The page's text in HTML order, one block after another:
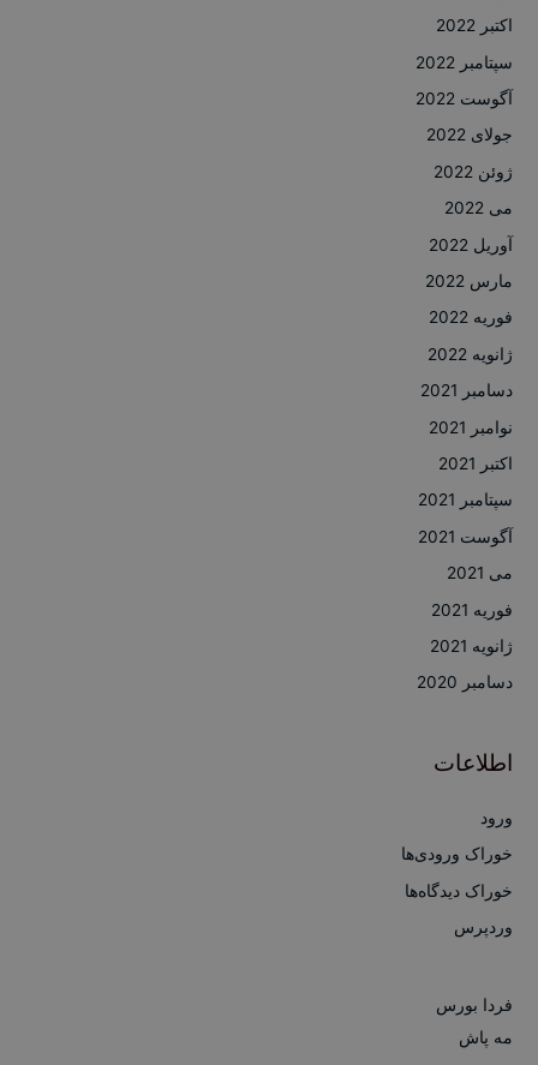
اکتبر 2022
سپتامبر 2022
آگوست 2022
جولای 2022
ژوئن 2022
می 2022
آوریل 2022
مارس 2022
فوریه 2022
ژانویه 2022
دسامبر 2021
نوامبر 2021
اکتبر 2021
سپتامبر 2021
آگوست 2021
می 2021
فوریه 2021
ژانویه 2021
دسامبر 2020
اطلاعات
ورود
خوراک ورودی‌ها
خوراک دیدگاه‌ها
وردپرس
فردا بورس
مه پاش